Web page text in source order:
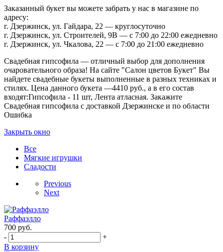
Заказанный букет вы можете забрать у нас в магазине по
адресу:
г. Дзержинск, ул. Гайдара, 22 — круглосуточно
г. Дзержинск, ул. Строителей, 9В — с 7:00 до 22:00 ежедневно
г. Дзержинск, ул. Чкалова, 22 — с 7:00 до 21:00 ежедневно
Свадебная гипсофила — отличный выбор для дополнения
очаровательного образа! На сайте "Салон цветов Букет" Вы
найдете свадебные букеты выполненные в разных техниках и
стилях. Цена данного букета —4410 руб., а в его состав
входят:Гипсофила - 11 шт, Лента атласная. Закажите
Свадебная гипсофила с доставкой Дзержинске и по области
Ошибка
Закрыть окно
Все
Мягкие игрушки
Сладости
Previous
Next
Раффаэлло
700 руб.
-
+
В корзину